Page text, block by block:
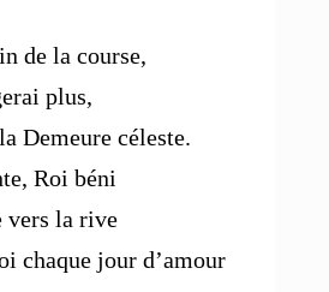
de la course,
plus,
Demeure céleste.
Roi béni
vers la rive
chaque jour d’amour